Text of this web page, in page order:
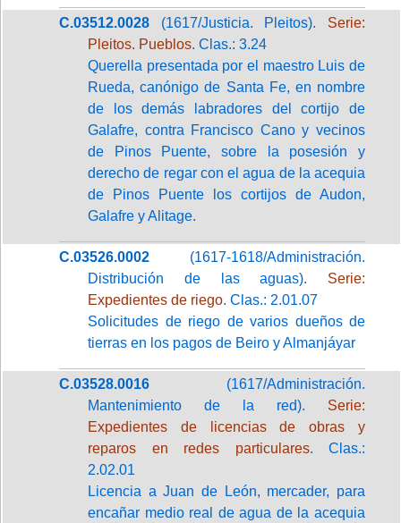
C.03512.0028 (1617/Justicia. Pleitos). Serie:
Pleitos. Pueblos. Clas.: 3.24
Querella presentada por el maestro Luis de
Rueda, canónigo de Santa Fe, en nombre
de los demás labradores del cortijo de
Galafre, contra Francisco Cano y vecinos
de Pinos Puente, sobre la posesión y
derecho de regar con el agua de la acequia
de Pinos Puente los cortijos de Audon,
Galafre y Alitage.
C.03526.0002 (1617-1618/Administración.
Distribución de las aguas). Serie:
Expedientes de riego. Clas.: 2.01.07
Solicitudes de riego de varios dueños de
tierras en los pagos de Beiro y Almanjáyar
C.03528.0016 (1617/Administración.
Mantenimiento de la red). Serie:
Expedientes de licencias de obras y
reparos en redes particulares. Clas.:
2.02.01
Licencia a Juan de León, mercader, para
encañar medio real de agua de la acequia